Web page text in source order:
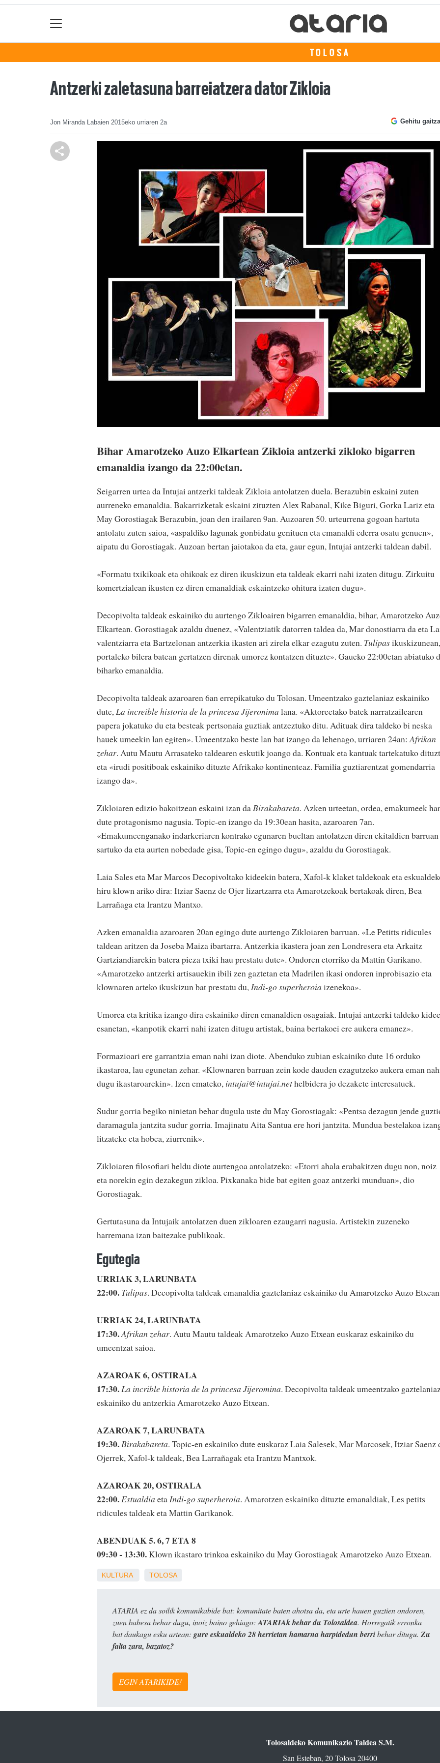
TOLOSA
Antzerki zaletasuna barreiatzera dator Zikloia
Jon Miranda Labaien 2015eko urriaren 2a Gehitu
Bihar Amarotzeko Auzo Elkartean Zikloia antzerki zikloko bigarren
emanaldia izango da 22:00etan.
Seigarren urtea da Intujai antzerki taldeak Zikloia antolatzen duela. Berazubin eskaini zuten
aurreneko emanaldia. Bakarrizketak eskaini zituzten Alex Rabanal, Kike Biguri, Gorka Lariz eta
May Gorostiagak Berazubin, joan den irailaren 9an. Auzoaren 50. urteurrena gogoan hartuta
antolatu zuten saioa, «aspaldiko lagunak gonbidatu genituen eta emanaldi ederra osatu genuen»,
aipatu du Gorostiagak. Auzoan bertan jaiotakoa da eta, gaur egun, Intujai antzerki taldean dabil.
«Formatu txikikoak eta ohikoak ez diren ikuskizun eta taldeak ekarri nahi izaten ditugu. Zirkuitu
komertzialean ikusten ez diren emanaldiak eskaintzeko ohitura izaten dugu».
Decopivolta taldeak eskainiko du aurtengo Zikloairen bigarren emanaldia, bihar, Amarotzeko
Elkartean. Gorostiagak azaldu duenez, «Valentziatik datorren taldea da, Mar donostiarra da eta
valentziarra eta Bartzelonan antzerkia ikasten ari zirela elkar ezagutu zuten. Tulipasikuskizunean,
portaleko bilera batean gertatzen direnak umorez kontatzen dituzte». Gaueko 22:00etan abiatuko
biharko emanaldia.
Decopivolta taldeak azaroaren 6an errepikatuko du Tolosan. Umeentzako gaztelaniaz eskainiko
dute,La increible historia de la princesa Jijeronima lana. «Aktoreetako batek narratzailearen
papera jokatuko du eta besteak pertsonaia guztiak antzeztuko ditu. Adituak dira taldeko bi neska
hauek umeekin lan egiten». Umeentzako beste lan bat izango da lehenago, urriaren 24an:Afrikan
zehar. Autu Mautu Arrasateko taldearen eskutik joango da. Kontuak eta kantuak tartekatuko
eta «irudi positiboak eskainiko dituzte Afrikako kontinenteaz. Familia guztiarentzat gomendarria
izango da».
Zikloiaren edizio bakoitzean eskaini izan daBirakabareta. Azken urteetan, ordea, emakumeek
dute protagonismo nagusia. Topic-en izango da 19:30ean hasita, azaroaren 7an.
«Emakumeenganako indarkeriaren kontrako egunaren bueltan antolatzen diren ekitaldien barruan
sartuko da eta aurten nobedade gisa, Topic-en egingo dugu», azaldu du Gorostiagak.
Laia Sales eta Mar Marcos Decopivoltako kideekin batera, Xafol-k klaket taldekoak eta
hiru klown ariko dira: Itziar Saenz de Ojer lizartzarra eta Amarotzekoak bertakoak diren, Bea
Larrañaga eta Irantzu Mantxo.
Azken emanaldia azaroaren 20an egingo dute aurtengo Zikloiaren barruan. «Le Petitts ridicules
taldean aritzen da Joseba Maiza ibartarra. Antzerkia ikastera joan zen Londresera eta Arkaitz
Gartziandiarekin batera pieza txiki hau prestatu dute». Ondoren etorriko da Mattin Garikano.
«Amarotzeko antzerki artisauekin ibili zen gaztetan eta Madrilen ikasi ondoren inprobisazio eta
klownaren arteko ikuskizun bat prestatu du,Indi-go superheroia izenekoa».
Umorea eta kritika izango dira eskainiko diren emanaldien osagaiak. Intujai antzerki taldeko
esanetan, «kanpotik ekarri nahi izaten ditugu artistak, baina bertakoei ere aukera emanez».
Formazioari ere garrantzia eman nahi izan diote. Abenduko zubian eskainiko dute 16 orduko
ikastaroa, lau egunetan zehar. «Klownaren barruan zein kode dauden ezagutzeko aukera eman
dugu ikastaroarekin». Izen emateko, intujai@intujai.nethelbidera jo dezakete interesatuek.
Sudur gorria begiko ninietan behar dugula uste du May Gorostiagak: «Pentsa dezagun jende
daramagula jantzita sudur gorria. Imajinatu Aita Santua ere hori jantzita. Mundua bestelakoa
litzateke eta hobea, ziurrenik».
Zikloiaren filosofiari heldu diote aurtengoa antolatzeko: «Etorri ahala erabakitzen dugu non, noiz
eta norekin egin dezakegun zikloa. Pixkanaka bide bat egiten goaz antzerki munduan», dio
Gorostiagak.
Gertutasuna da Intujaik antolatzen duen zikloaren ezaugarri nagusia. Artistekin zuzeneko
harremana izan baitezake publikoak.
Egutegia
URRIAK 3, LARUNBATA
22:00. Tulipas. Decopivolta taldeak emanaldia gaztelaniaz eskainiko du Amarotzeko Auzo
URRIAK 24, LARUNBATA
17:30.Afrikan zehar. Autu Mautu taldeak Amarotzeko Auzo Etxean euskaraz eskainiko du
umeentzat saioa.
AZAROAK 6, OSTIRALA
17:30. La incrible historia de la princesa Jijeromina. Decopivolta taldeak umeentzako
eskainiko du antzerkia Amarotzeko Auzo Etxean.
AZAROAK 7, LARUNBATA
19:30. Birakabareta. Topic-en eskainiko dute euskaraz Laia Salesek, Mar Marcosek, Itziar Saenz
Ojerrek, Xafol-k taldeak, Bea Larrañagak eta Irantzu Mantxok.
AZAROAK 20, OSTIRALA
22:00. Estualdia eta Indi-go superheroia. Amarotzen eskainiko dituzte emanaldiak, Les petits
ridicules taldeak eta Mattin Garikanok.
ABENDUAK 5. 6, 7 ETA 8
09:30 - 13:30.Klown ikastaro trinkoa eskainiko du May Gorostiagak Amarotzeko Auzo Etxean.
KULTURA TOLOSA
ATARIA ez da soilik komunikabide bat: komunitate baten ahotsa da, eta urte hauen guztien ondoren,
zuen babesa behar dugu, inoiz baino gehiago: ATARIAk behar du Tolosaldea. Horregatik erronka
bat daukagu esku artean: gure eskualdeko 28 herrietan hamarna harpidedun berribehar ditugu. Zu
falta zara, bazatoz?
EGIN ATARIKIDE!
Tolosaldeko Komunikazio Taldea S.M.
San Esteban, 20 Tolosa 20400